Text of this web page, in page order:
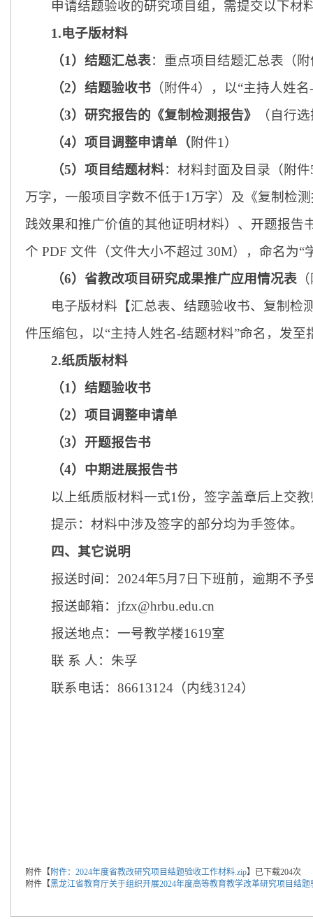
申请结题验收的研究项目组，需提交以下材
1.电子版材料
（1）结题汇总表：重点项目结题汇总表（
（2）结题验收书 （附件4），以“主持人姓
（3）研究报告的《复制检测报告》
（自行
（4）项目调整申请单（ 附件1 ）
（5）项目结题材料：材料封面及目录（附件
万字，一般项目字数不低于1万字）及《复制检
践效果和推广价值的其他证明材料） 、 开题报告
个 PDF 文件（文件大小不超过 30M），命名为
（6）省教改项目研究成果推广应用情况表
电子版材料【汇总表、结题验收书、复制检
件压缩包， 以“主持人姓名-结题材料”命名 ， 发至
2.纸质版材料
（1）结题验收书
（2）项目调整申请单
（3） 开题报告书
（4） 中期进展报告书
以上纸质版材料一式1份，签字盖章后上交
提示：材料中涉及签字的部分均为手签体。
四、其它说明
报送时间： 2024年5月7日下班前，逾期不予
报送邮箱：jfzx@hrbu.edu.cn
报送地点：一号教学楼1619室
联 系 人：朱孚
联系电话：86613124（内线3124）
附件【 附件：2024年度省教改研究项目结题验收工作材料.zip】 已下载204次
附件【黑龙江省教育厅关于组织开展2024年度高等教育教学改革研究项目结